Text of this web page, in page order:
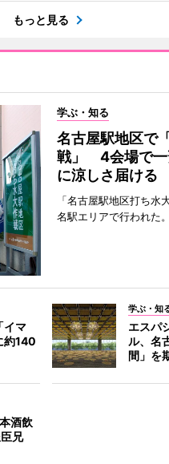
もっと見る
学ぶ・知る
名古屋駅地区で
戦」 4会場で一
に涼しさ届ける
「名古屋駅地区打ち水
名駅エリアで行われた。
イマ
約140
学ぶ・知
エスパ
ル、名
間」を
酒飲
兄